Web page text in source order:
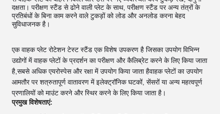
दक्षता। परीक्षण स्टैंड से ढोने वाली प्लेट के साथ, परीक्षण स्टैंड पर अन्य तंत्रों के
प्रतिबंधों के बिना काम करने वाले टुकड़ों को लोड और अनलोड करना बेहद
सुविधाजनक है।
एक वाहक प्लेट रोटेशन टेस्ट स्टैंड एक विशेष उपकरण है जिसका उपयोग विभिन्न
उद्योगों में वाहक प्लेटों के प्रदर्शन का परीक्षण और कैलिब्रेट करने के लिए किया जाता
है,सबसे अधिक एयरोस्पेस और रक्षा में उपयोग किया जाता हैवाहक प्लेटों का उपयोग
आमतौर पर शत्रुतापूर्ण वातावरण में इलेक्ट्रॉनिक घटकों, सेंसरों या अन्य महत्वपूर्ण
प्रणालियों को माउंट करने और स्थिर करने के लिए किया जाता है।
प्रमुख विशेषताएं: